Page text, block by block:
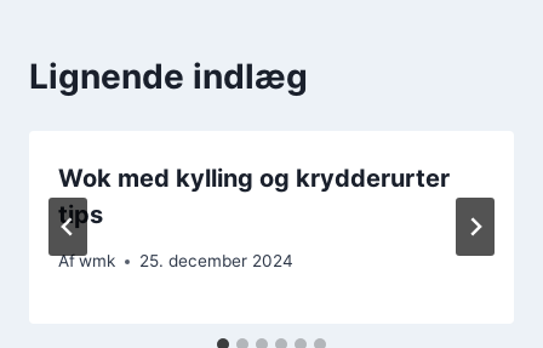
Lignende indlæg
Wok med kylling og krydderurter
tips
Afwmk 25. december 2024